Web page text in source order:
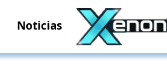
Noticias